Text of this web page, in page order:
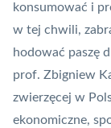
konsumować i
w tej chwili,
hodować paszę
prof. Zbigniew
zwierzęcej w
ekonomiczne,